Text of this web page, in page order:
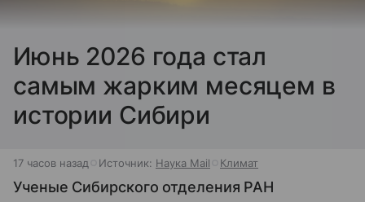
Июнь 2026 года стал
самым жарким месяцем в
истории Сибири
17 часов назад Источник: Наука Mail Климат
Ученые Сибирского отделения РАН